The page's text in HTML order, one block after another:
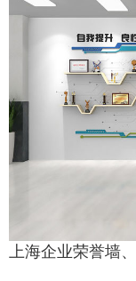
上海企业荣誉墙、